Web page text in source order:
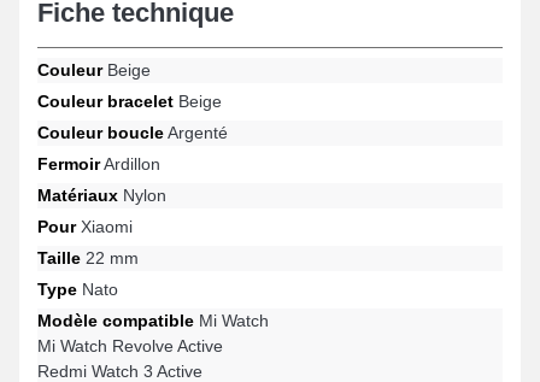
Fiche technique
CouleurBeige
Couleur bracelet Beige
Couleur boucleArgenté
FermoirArdillon
Matériaux Nylon
PourXiaomi
Taille 22 mm
Type Nato
Modèle compatible Mi Watch
Mi Watch Revolve Active
Redmi Watch 3 Active